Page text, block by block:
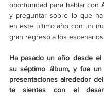
oportunidad para hablar con
y preguntar sobre lo que ha
en este último año con un
gran regreso a los
Ha pasado un año desde el
su séptimo álbum, y fue
presentaciones alrededor
te sientes con el